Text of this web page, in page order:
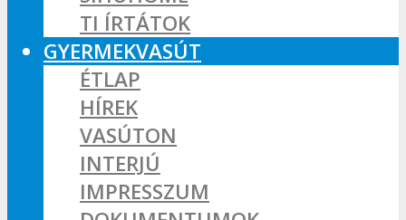
TI ÍRTÁTOK
GYERMEKVASÚT
ÉTLAP
HÍREK
VASÚTON
INTERJÚ
IMPRESSZUM